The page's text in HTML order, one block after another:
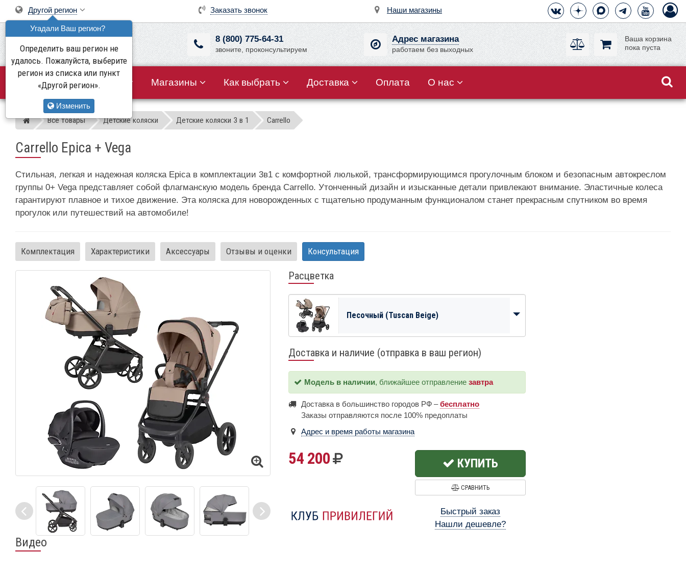
Заказать звонок Наши магазины
Другой регион
Угадали Ваш регион?
Определить ваш регион не
удалось. Пожалуйста, выберите
регион из списка или пункт
«Другой регион».
Изменить
8 (800) 775-64-31
звоните, проконсультируем
Адрес магазина
работаем без выходных
Ваша корзина
пока пуста
Все товары Акции Магазины Как выбрать Доставка Оплата О нас
Магазин детских колясок
Все товары Детские коляски Детские коляски 3 в 1 Carrello
Carrello Epica + Vega
Стильная, легкая и надежная коляска Epica в комплектации 3в1 с комфортной люлькой, трансформирующимся прогулочным блоком и безопасным автокреслом
группы 0+ Vega представляет собой флагманскую модель бренда Carrello. Утонченный дизайн и изысканные детали привлекают внимание. Эластичные колеса
гарантируют плавное и тихое движение. Эта коляска для новорожденных с тщательно продуманным функционалом станет прекрасным спутником во время
прогулок или путешествий на автомобиле!
Комплектация Характеристики Аксессуары Отзывы и оценки Консультация
Расцветка
Песочный (Tuscan Beige)
Доставка и наличие (отправка в ваш регион)
Модель в наличии, ближайшее отправление завтра
Доставка в большинство городов РФ –бесплатно
Заказы отправляются после 100% предоплаты
Адрес и время работы магазина
54 200 КУПИТЬ
СРАВНИТЬ
Быстрый заказ
Нашли дешевле?
Видео